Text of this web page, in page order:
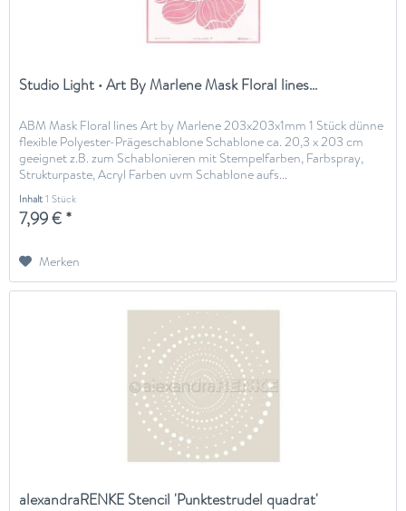
Studio Light • Art By Marlene Mask Floral lines...
ABM Mask Floral lines Art by Marlene 203x203x1mm 1 Stück dünne
flexible Polyester-Prägeschablone Schablone ca. 20,3 x 203 cm
geeignet z.B. zum Schablonieren mit Stempelfarben, Farbspray,
Strukturpaste, Acryl Farben uvm Schablone aufs...
Inhalt1 Stück
7,99 € *
Merken
alexandraRENKE Stencil 'Punktestrudel quadrat'